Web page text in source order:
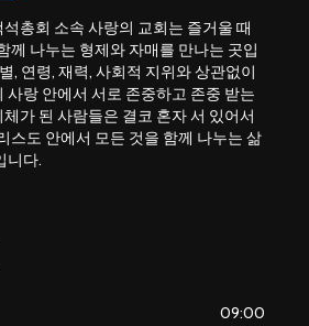
총회 소속 사랑의 교회는 즐거울 때
께 나누는 형제와 자매를 만나는 곳입
, 연령, 재력, 사회적 지위와 상관없이
사랑 안에서 서로 존중하고 존중 받는
가 된 사람들은 결코 혼자 서 있어서
스도 안에서 모든 것을 함께 나누는 삶
니다.
09:00